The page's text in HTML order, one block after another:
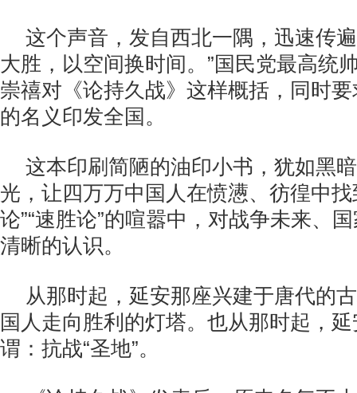
这个声音，发自西北一隅，迅速传
大胜，以空间换时间。”国民党最高统
崇禧对《论持久战》这样概括，同时
的名义印发全国。
这本印刷简陋的油印小书，犹如黑
光，让四万万中国人在愤懑、彷徨中
论”“速胜论”的喧嚣中，对战争未来、
清晰的认识。
从那时起，延安那座兴建于唐代的
国人走向胜利的灯塔。也从那时起，
谓：抗战“圣地”。